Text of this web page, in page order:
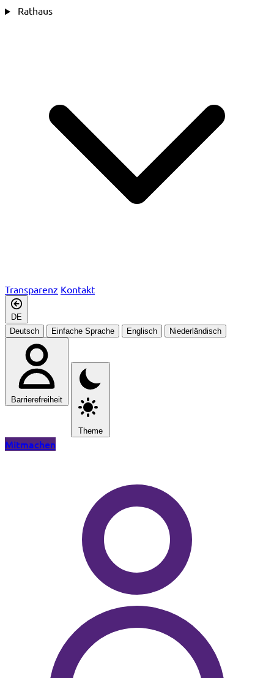
Rathaus
Transparenz Kontakt
DE
Deutsch
Einfache Sprache Englisch Niederländisch
Barrierefreiheit
Theme
Mitmachen